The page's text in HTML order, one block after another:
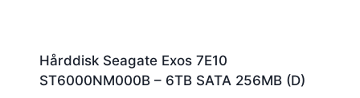
Hårddisk Seagate Exos 7E10
ST6000NM000B – 6TB SATA 256MB (D)